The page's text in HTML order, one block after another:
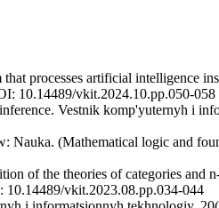
processes artificial intelligence
10.14489/vkit.2024.10.pp.050-058
Vestnik komp'yuternyh i
(Mathematical logic and
of the theories of categories and
10.14489/vkit.2023.08.pp.034-044